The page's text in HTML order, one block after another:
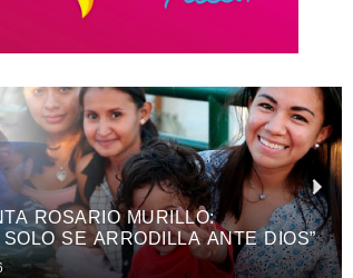
MURILLO:
ARRODILLA ANTE DIOS”
6 de